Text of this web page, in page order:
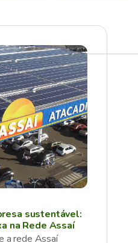
sustentável:
na Rede Assaí
a rede Assaí